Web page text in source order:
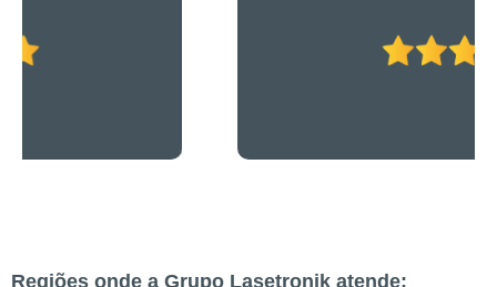
Regiões onde a Grupo Lasetronik atende: